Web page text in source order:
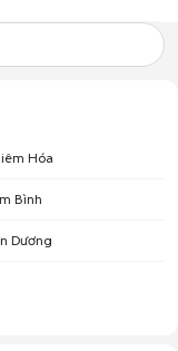
Hóa
Bình
Dương